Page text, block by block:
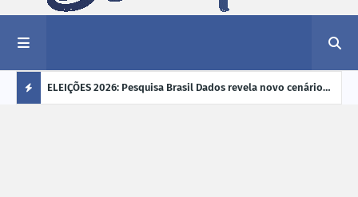
a mais ELEIÇÕES 2026: Pesquisa Brasil Dados revela novo cenário